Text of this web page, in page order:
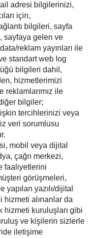
adresi bilgilerinizi,
için,
bilgileri, sayfa
sayfaya gelen ve
reklam yayınları ile
standart web log
bilgileri dahil,
hizmetlerimizi
reklamlarımız ile
bilgiler;
tercihlerinizi veya
veri sorumlusu
mobil veya dijital
çağrı merkezi,
faaliyetlerini
görüşmeleri,
yazılı/dijital
hizmeti alınanlar da
hizmeti kuruluşları gibi
ve kişilerin sizlerle
iletişime